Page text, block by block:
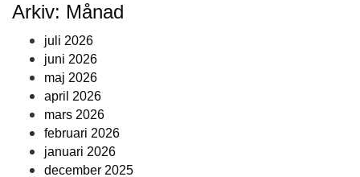
Arkiv: Månad
juli 2026
juni 2026
maj 2026
april 2026
mars 2026
februari 2026
januari 2026
december 2025